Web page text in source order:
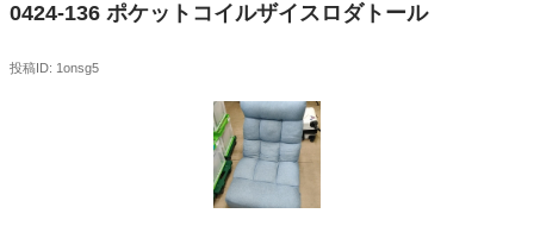
0424-136 ポケットコイルザイスロダトール
投稿ID: 1onsg5